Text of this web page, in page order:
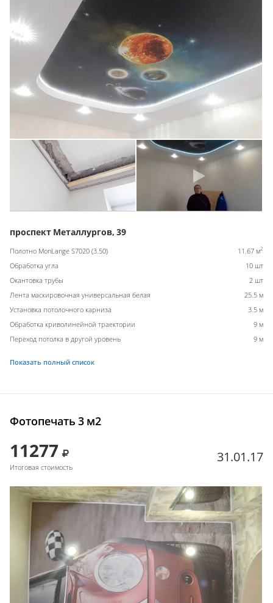
проспект Металлургов, 39
Полотно MonLange S7020 (3.50) 11.67 м2
Обработка угла
10 шт
Окантовка трубы
2 шт
Лента маскировочная универсальная белая
25.5 м
Установка потолочного карниза
3.5 м
Обработка криволинейной траектории
9 м
Переход потолка в другой уровень
9 м
Показать полный список
Фотопечать 3 м2
11277
Итоговая стоимость
31.01.17